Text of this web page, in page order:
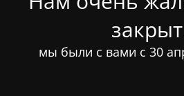
мы были с вами с 30